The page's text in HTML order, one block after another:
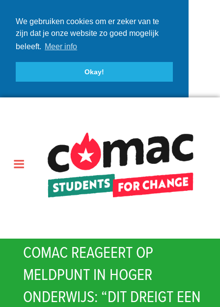
We gebruiken cookies om er zeker van te
zijn dat je onze website zo goed mogelijk
beleeft. Meer info
Okay!
COMAC REAGEERT OP
MELDPUNT IN HOGER
ONDERWIJS: “DIT DREIGT EEN